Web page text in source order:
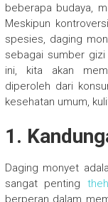
beberapa budaya,
Meskipun
spesies, daging
sebagai sumber
ini, kita akan
diperoleh dari
kesehatan umum,
1.
Daging monyet
sangat penting
berperan dalam